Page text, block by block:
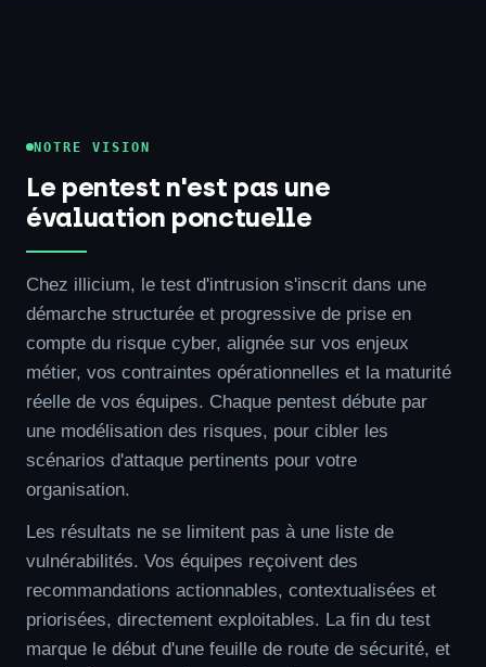
NOTRE VISION
Le pentest n'est pas une
évaluation ponctuelle
Chez illicium, le test d'intrusion s'inscrit dans une
démarche structurée et progressive de prise en
compte du risque cyber, alignée sur vos enjeux
métier, vos contraintes opérationnelles et la maturité
réelle de vos équipes. Chaque pentest débute par
une modélisation des risques, pour cibler les
scénarios d'attaque pertinents pour votre
organisation.
Les résultats ne se limitent pas à une liste de
vulnérabilités. Vos équipes reçoivent des
recommandations actionnables, contextualisées et
priorisées, directement exploitables. La fin du test
marque le début d'une feuille de route de sécurité, et